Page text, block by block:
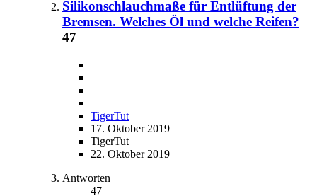
Silikonschlauchmaße für Entlüftung der
Bremsen. Welches Öl und welche Reifen?
47
TigerTut
17. Oktober 2019
TigerTut
22. Oktober 2019
Antworten
47